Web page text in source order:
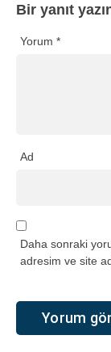
Bir yanıt
Yorum *
Ad
Daha sonraki
adresim ve site